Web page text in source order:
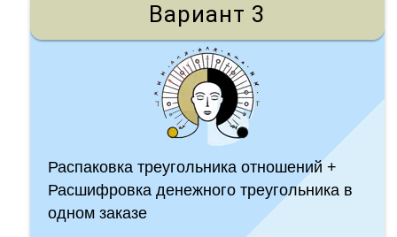
Вариант 3
Распаковка треугольника отношений +
Расшифровка денежного треугольника в
одном заказе